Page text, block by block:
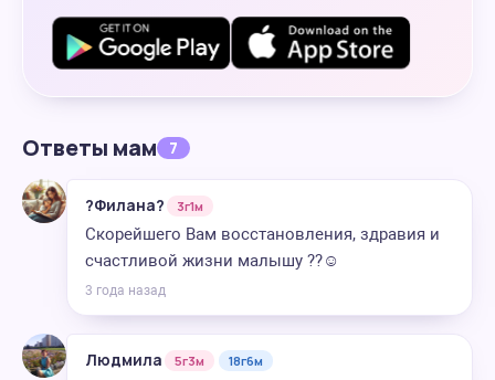
Ответы мам 7
?Филана? 3г1м
Скорейшего Вам восстановления, здравия и
счастливой жизни малышу ??☺️
3 года назад
Людмила 5г3м 18г6м